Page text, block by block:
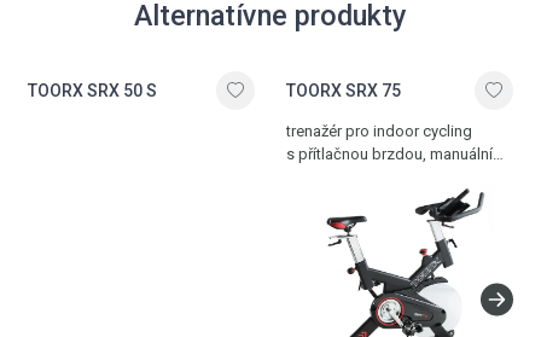
Alternatívne produkty
TOORX SRX 50 S TOORX SRX 75
trenažér pro indoor cycling
s přítlačnou brzdou, manuální
rychlobrzda, dva držáky
na láhev, variabilní, LCD displej,
vyvážený 22 kg setrvačník,
nosnost 130 kg